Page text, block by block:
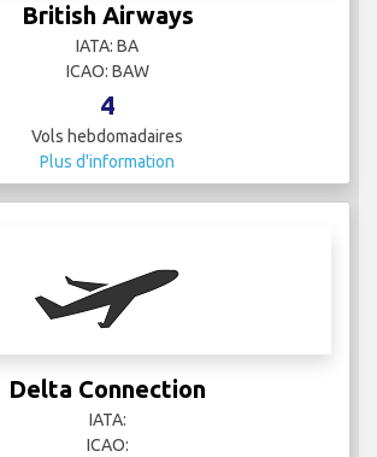
British Airways
IATA: BA
ICAO: BAW
4
Vols hebdomadaires
Plus d'information
Delta Connection
IATA:
ICAO: